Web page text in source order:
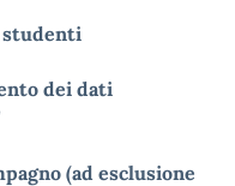
studenti
dei dati
(ad esclusione